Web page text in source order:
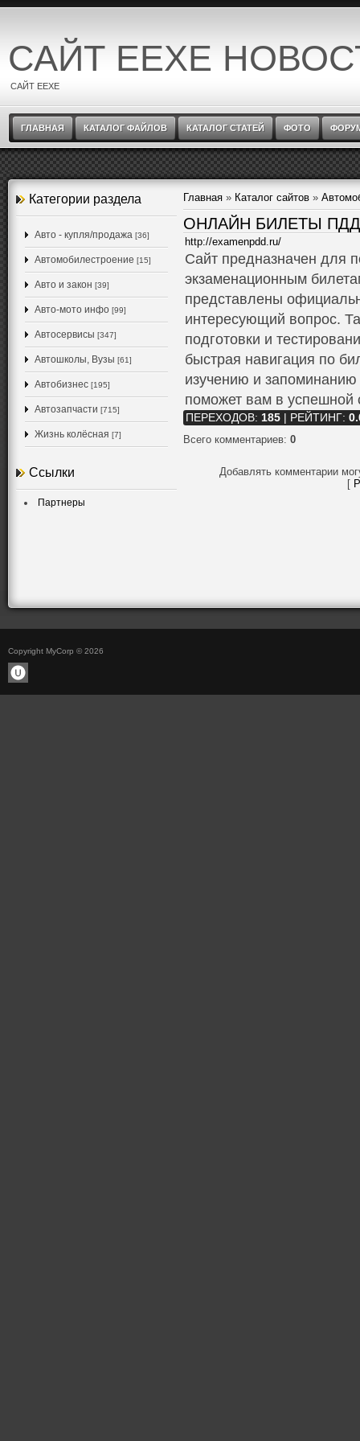
САЙТ EEXE
САЙТ EEXE
ГЛАВНАЯ КАТАЛОГ ФАЙЛОВ КАТАЛОГ СТАТЕЙ ФОТО
Категории раздела
Авто - купля/продажа [36]
Автомобилестроение [15]
Авто и закон [39]
Авто-мото инфо [99]
Автосервисы [347]
Автошколы, Вузы [61]
Автобизнес [195]
Автозапчасти [715]
Жизнь колёсная [7]
Ссылки
Партнеры
Главная » Каталог сайтов »
ОНЛАЙН БИЛЕТЫ ПДД
http://examenpdd.ru/
Сайт предназначен для
экзаменационным
представлены
интересующий вопрос.
подготовки и
быстрая навигация по
изучению и
поможет вам в
ПЕРЕХОДОВ: 185 РЕЙТИНГ:
Всего комментариев: 0
Добавлять комментарии
[
Copyright MyCorp © 2026